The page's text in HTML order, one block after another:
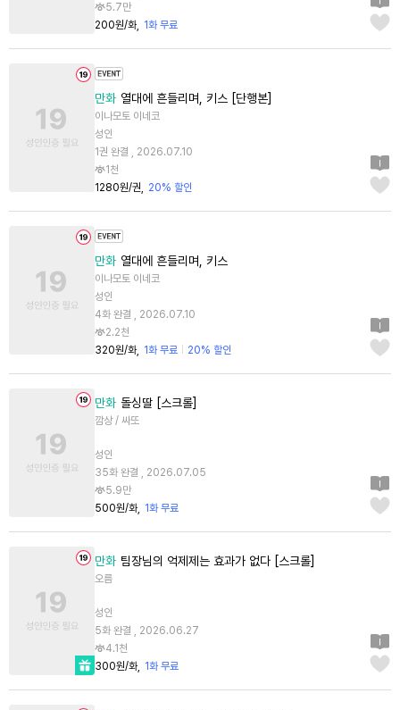
5.7만
200원/화
1화 무료
만화 열대에 흔들리며, 키스 [단행본]
이나모토 이네코
성인
1권 완결 , 2026.07.10
1천
1280원/권
20% 할인
만화 열대에 흔들리며, 키스
이나모토 이네코
성인
4화 완결 , 2026.07.10
2.2천
320원/화
1화 무료 20% 할인
만화 돌싱딸 [스크롤]
깜상 / 싸또
성인
35화 완결 , 2026.07.05
5.9만
500원/화
1화 무료
만화 팀장님의 억제제는 효과가 없다 [스크롤]
오름
성인
5화 완결 , 2026.06.27
4.1천
300원/화
1화 무료